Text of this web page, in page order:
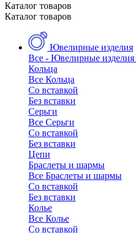
Каталог товаров
Каталог товаров
Ювелирные изделия
Все - Ювелирные изделия
Кольца
Все Кольца
Со вставкой
Без вставки
Серьги
Все Серьги
Со вставкой
Без вставки
Цепи
Браслеты и шармы
Все Браслеты и шармы
Со вставкой
Без вставки
Колье
Все Колье
Со вставкой